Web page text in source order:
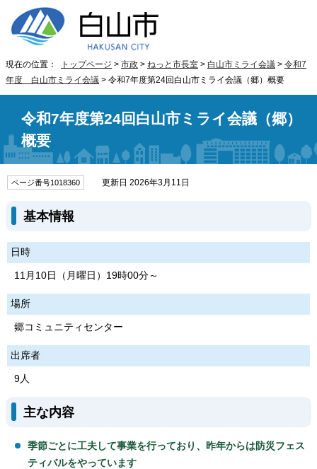
現在の位置： トップページ > 市政 > ねっと市長室 > 白山市ミライ会議 > 令和7
年度 白山市ミライ会議 > 令和7年度第24回白山市ミライ会議（郷）概要
令和7年度第24回白山市ミライ会議（郷）
概要
ページ番号1018360 更新日 2026年3月11日
基本情報
日時
11月10日（月曜日）19時00分～
場所
郷コミュニティセンター
出席者
9人
主な内容
季節ごとに工夫して事業を行っており、昨年からは防災フェス
ティバルをやっています